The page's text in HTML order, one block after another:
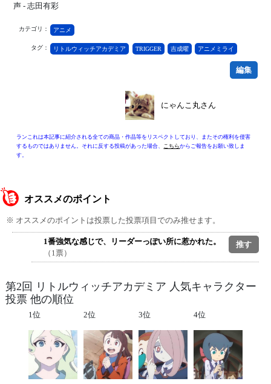
声 - 志田有彩
カテゴリ： アニメ
タグ： リトルウィッチアカデミア TRIGGER 吉成曜 アニメミライ
編集
にゃんこ丸さん
ランこれは本記事に紹介される全ての商品・作品等をリスペクトしており、またその権利を侵害
するものではありません。それに反する投稿があった場合、
こちらからご報告をお願い致しま
す。
オススメのポイント
※ オススメのポイントは投票した投票項目でのみ推せます。
1番強気な感じで、リーダーっぽい所に惹かれた。
（1票）
第2回 リトルウィッチアカデミア 人気キャラクター
投票 他の順位
1位 2位 3位 4位